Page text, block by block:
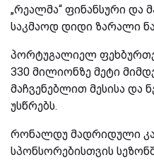
„რეალმა“ ფინანსური და
საკმაოდ დიდი ზარალი
პორტუგალიელ
330 მილიონზე მეტი
მაჩვენებლით მესისა და
უსწრებს.
რონალდუ მადრიდული
სპონსორებისთვის